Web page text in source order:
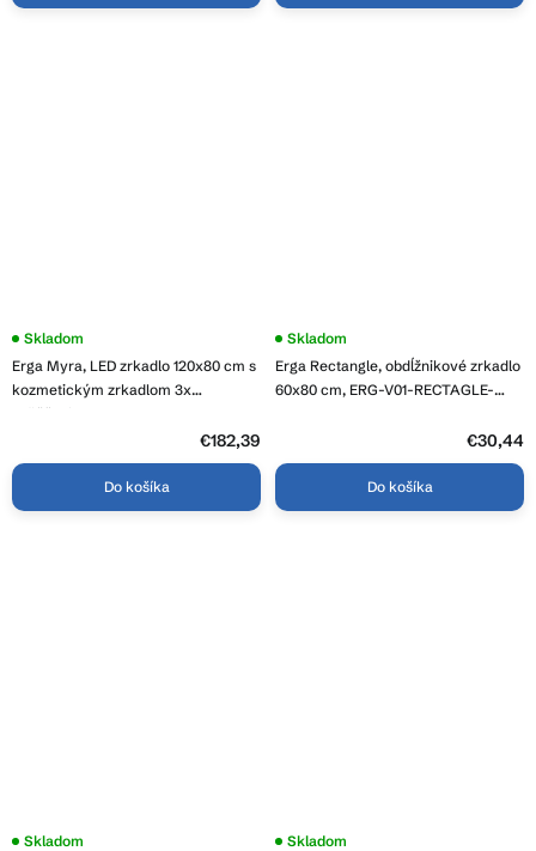
Erga Myra, LED zrkadlo 120x80 cm s
kozmetickým zrkadlom 3x
zväčšenie, 4598 lm, 3 farby svetla,
zadné osvetlenie, ERG-V01-MYRA-
1280-00
Skladom
€182,39
Do košíka
Erga Rectangle, obdĺžnikové zrkadlo
60x80 cm, ERG-V01-RECTAGLE-
Skladom
€30,44
Do košíka
Skladom Skladom